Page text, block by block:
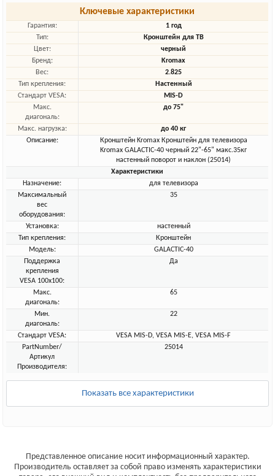
Ключевые характеристики
Гарантия:
1 год
Тип:
Кронштейн для ТВ
Цвет:
черный
Бренд:
Kromax
Вес:
2.825
Тип крепления:
Настенный
Стандарт VESA:
MIS-D
Макс.
диагональ:
до 75"
Макс. нагрузка:
до 40 кг
Описание:
Кронштейн Kromax Кронштейн для телевизора
Kromax GALACTIC-40 черный 22"-65" макс.35кг
настенный поворот и наклон (25014)
Характеристики
Назначение:
для телевизора
Максимальный
вес
оборудования:
35
Установка:
настенный
Тип крепления:
Кронштейн
Модель:
GALACTIC-40
Поддержка
крепления
VESA 100х100:
Да
Макс.
диагональ:
65
Мин.
диагональ:
22
Стандарт VESA:
VESA MIS-D, VESA MIS-E, VESA MIS-F
PartNumber/
Артикул
Производителя:
25014
Показать все характеристики
Представленное описание носит информационный характер.
Производитель оставляет за собой право изменять характеристики